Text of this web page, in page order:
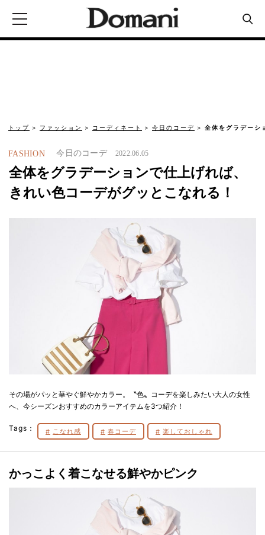
トップ ファッション コーディネート 今日のコーデ 全体をグラデーシ
FASHION 今日のコーデ 2022.06.05
全体をグラデーションで仕上げれば、
きれい色コーデがグッとこなれる！
その場がパッと華やぐ鮮やかカラー。〝色〟コーデを楽しみたい大人の女性
へ、今シーズンおすすめのカラーアイテムを3つ紹介！
Tags： こなれ感 春コーデ 楽しておしゃれ
かっこよく着こなせる鮮やかピンク